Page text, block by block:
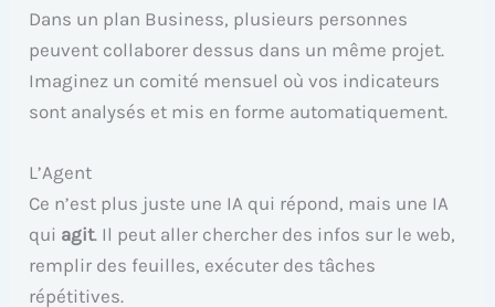
Dans un plan Business, plusieurs personnes
peuvent collaborer dessus dans un même projet.
Imaginez un comité mensuel où vos indicateurs
sont analysés et mis en forme automatiquement.
L’Agent
Ce n’est plus juste une IA qui répond, mais une IA
qui agit. Il peut aller chercher des infos sur le web,
remplir des feuilles, exécuter des tâches
répétitives.